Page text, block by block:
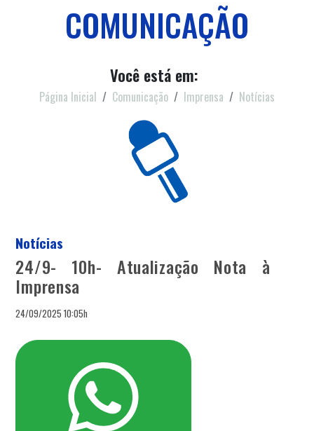
COMUNICAÇÃO
Você está em:
Página Inicial Comunicação Imprensa Notícias
Notícias
24/9- 10h- Atualização Nota à
Imprensa
24/09/2025 10:05h